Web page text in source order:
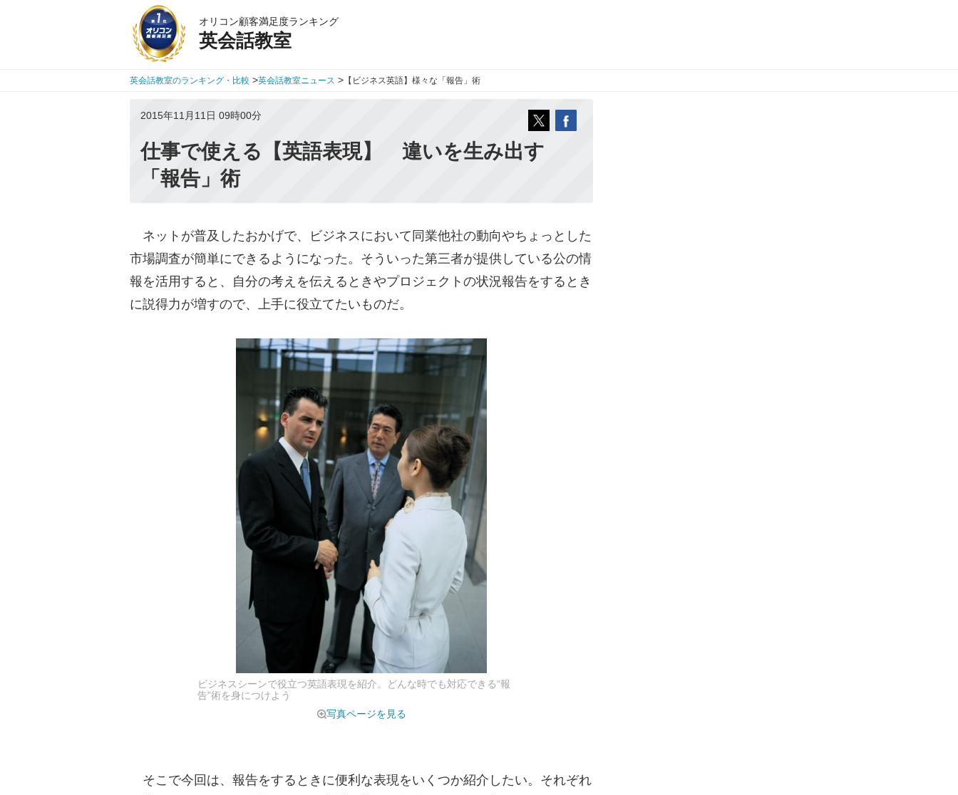
オリコン顧客満足度ランキング
英会話教室
英会話教室のランキング・比較 >英会話教室ニュース > 【ビジネス英語】様々な「報告」術
2015年11月11日 09時00分
仕事で使える【英語表現】 違いを生み出す
「報告」術
ネットが普及したおかげで、ビジネスにおいて同業他社の動向やちょっとした
市場調査が簡単にできるようになった。そういった第三者が提供している公の情
報を活用すると、自分の考えを伝えるときやプロジェクトの状況報告をするとき
に説得力が増すので、上手に役立てたいものだ。
ビジネスシーンで役立つ英語表現を紹介。どんな時でも対応できる“報
告”術を身につけよう
写真ページを見る
そこで今回は、報告をするときに便利な表現をいくつか紹介したい。それぞれ